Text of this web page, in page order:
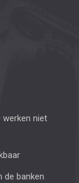
niet
de banken